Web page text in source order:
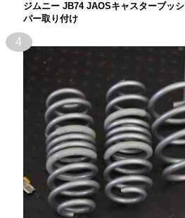
ジムニー JB74 JAOSキャスターブッ
パー取り付け
4